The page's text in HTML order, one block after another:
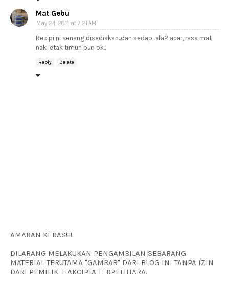
Mat Gebu
May 24, 2011 at 7:21 AM
Resipi ni senang disediakan..dan sedap...ala2 acar, rasa mat
nak letak timun pun ok..
Reply Delete
AMARAN KERAS!!!!
DILARANG MELAKUKAN PENGAMBILAN SEBARANG
MATERIAL TERUTAMA "GAMBAR" DARI BLOG INI TANPA IZIN
DARI PEMILIK. HAKCIPTA TERPELIHARA.